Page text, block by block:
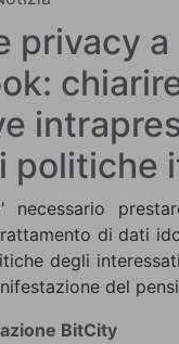
privacy a
politiche
necessario
di dati
degli
del
BitCity